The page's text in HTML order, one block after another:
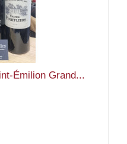
Émilion Grand...